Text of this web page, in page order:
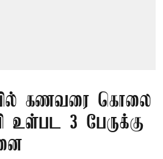
கணவரை கொலை
3 பேருக்கு